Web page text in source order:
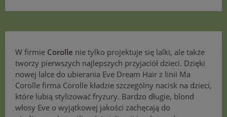
W firmie Corolle nie tylko projektuje się lalki, ale także
tworzy pierwszych najlepszych przyjaciół dzieci. Dzięki
nowej lalce do ubierania Eve Dream Hair z linii Ma
Corolle firma Corolle kładzie szczególny nacisk na dzieci,
które lubią stylizować fryzury. Bardzo długie, blond
włosy Eve o wyjątkowej jakości zachęcają do